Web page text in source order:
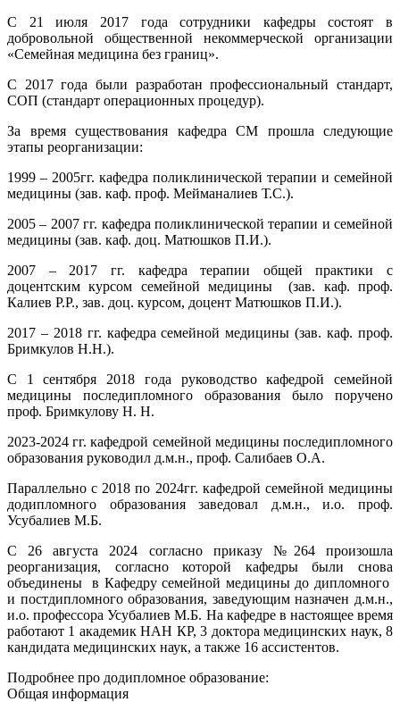
С 21 июля 2017 года сотрудники кафедры состоят в
добровольной общественной некоммерческой организации
«Семейная медицина без границ».
С 2017 года были разработан профессиональный стандарт,
СОП (стандарт операционных процедур).
За время существования кафедра СМ прошла следующие
этапы реорганизации:
1999 – 2005гг. кафедра поликлинической терапии и семейной
медицины (зав. каф. проф. Мейманалиев Т.С.).
2005 – 2007 гг. кафедра поликлинической терапии и семейной
медицины (зав. каф. доц. Матюшков П.И.).
2007 – 2017 гг. кафедра терапии общей практики с
доцентским курсом семейной медицины (зав. каф. проф.
Калиев Р.Р., зав. доц. курсом, доцент Матюшков П.И.).
2017 – 2018 гг. кафедра семейной медицины (зав. каф. проф.
Бримкулов Н.Н.).
С 1 сентября 2018 года руководство кафедрой семейной
медицины последипломного образования было поручено
проф. Бримкулову Н. Н.
2023-2024 гг. кафедрой семейной медицины последипломного
образования руководил д.м.н., проф. Салибаев О.А.
Параллельно с 2018 по 2024гг. кафедрой семейной медицины
додипломного образования заведовал д.м.н., и.о. проф.
Усубалиев М.Б.
С 26 августа 2024 согласно приказу №264 произошла
реорганизация, согласно которой кафедры были снова
объединены в Кафедру семейной медицины до дипломного
и постдипломного образования, заведующим назначен д.м.н.,
и.о. профессора Усубалиев М.Б. На кафедре в настоящее время
работают 1 академик НАН КР, 3 доктора медицинских наук, 8
кандидата медицинских наук, а также 16 ассистентов.
Подробнее про додипломное образование:
Общая информация